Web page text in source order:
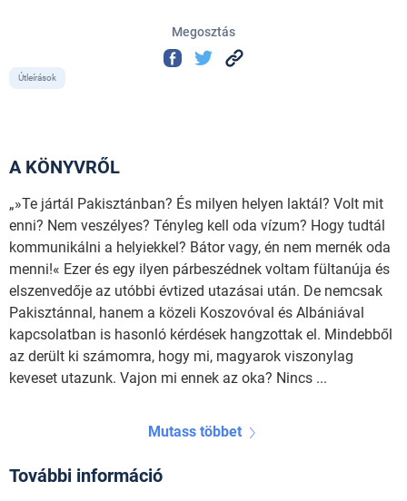
Megosztás
Útleírások
A KÖNYVRŐL
„»Te jártál Pakisztánban? És milyen helyen laktál? Volt mit
enni? Nem veszélyes? Tényleg kell oda vízum? Hogy tudtál
kommunikálni a helyiekkel? Bátor vagy, én nem mernék oda
menni!« Ezer és egy ilyen párbeszédnek voltam fültanúja és
elszenvedője az utóbbi évtized utazásai után. De nemcsak
Pakisztánnal, hanem a közeli Koszovóval és Albániával
kapcsolatban is hasonló kérdések hangzottak el. Mindebből
az derült ki számomra, hogy mi, magyarok viszonylag
keveset utazunk. Vajon mi ennek az oka? Nincs ...
Mutass többet
További információ